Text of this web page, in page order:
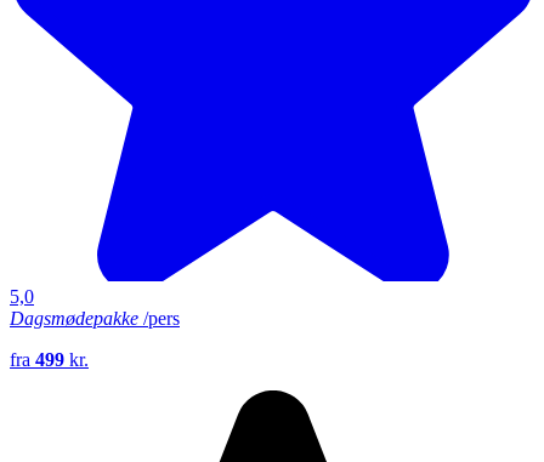
5,0
Dagsmødepakke /pers
fra 499 kr.